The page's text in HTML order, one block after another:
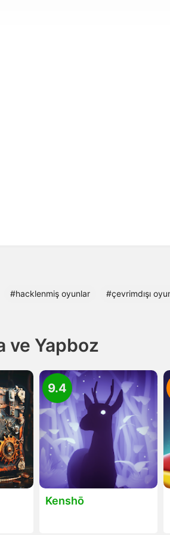
#hacklenmiş oyunlar #çevrimdışı
ve Yapboz
Kenshō
9.4